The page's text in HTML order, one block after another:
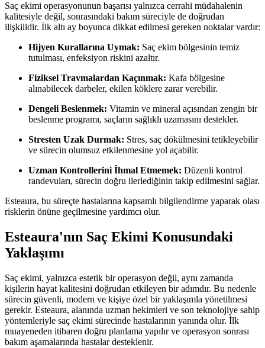
Saç ekimi operasyonunun başarısı yalnızca cerrahi müdahalenin
kalitesiyle değil, sonrasındaki bakım süreciyle de doğrudan
ilişkilidir. İlk altı ay boyunca dikkat edilmesi gereken noktalar vardır:
Hijyen Kurallarına Uymak: Saç ekim bölgesinin temiz
tutulması, enfeksiyon riskini azaltır.
Fiziksel Travmalardan Kaçınmak: Kafa bölgesine
alınabilecek darbeler, ekilen köklere zarar verebilir.
Dengeli Beslenmek: Vitamin ve mineral açısından zengin bir
beslenme programı, saçların sağlıklı uzamasını destekler.
Stresten Uzak Durmak: Stres, saç dökülmesini tetikleyebilir
ve sürecin olumsuz etkilenmesine yol açabilir.
Uzman Kontrollerini İhmal Etmemek: Düzenli kontrol
randevuları, sürecin doğru ilerlediğinin takip edilmesini sağlar.
Esteaura, bu süreçte hastalarına kapsamlı bilgilendirme yaparak olası
risklerin önüne geçilmesine yardımcı olur.
Esteaura'nın Saç Ekimi Konusundaki
Yaklaşımı
Saç ekimi, yalnızca estetik bir operasyon değil, aynı zamanda
kişilerin hayat kalitesini doğrudan etkileyen bir adımdır. Bu nedenle
sürecin güvenli, modern ve kişiye özel bir yaklaşımla yönetilmesi
gerekir. Esteaura, alanında uzman hekimleri ve son teknolojiye sahip
yöntemleriyle saç ekimi sürecinde hastalarının yanında olur. İlk
muayeneden itibaren doğru planlama yapılır ve operasyon sonrası
bakım aşamalarında hastalar desteklenir.